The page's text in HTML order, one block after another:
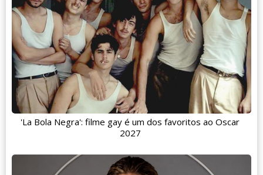
'La Bola Negra': filme gay é um dos favoritos ao Oscar
2027